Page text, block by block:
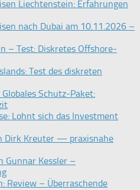
Liechtenstein: Erfahrungen
nach Dubai am 10.11.2026 –
– Test: Diskretes Offshore-
Test des diskreten
Schutz-Paket:
Lohnt sich das Investment
Dirk Kreuter — praxisnahe
Gunnar Kessler –
Review – Überraschende